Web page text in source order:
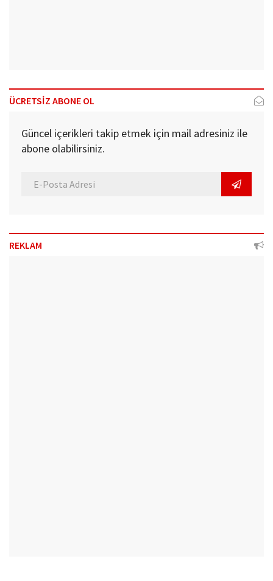
ÜCRETSİZ ABONE OL
Güncel içerikleri takip etmek için mail adresiniz ile
abone olabilirsiniz.
REKLAM